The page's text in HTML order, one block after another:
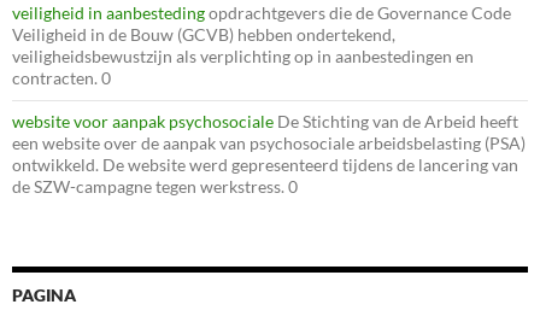
veiligheid in aanbestedingopdrachtgevers die de Governance Code
Veiligheid in de Bouw (GCVB) hebben ondertekend,
veiligheidsbewustzijn als verplichting op in aanbestedingen en
contracten. 0
website voor aanpak psychosociale De Stichting van de Arbeid heeft
een website over de aanpak van psychosociale arbeidsbelasting (PSA)
ontwikkeld. De website werd gepresenteerd tijdens de lancering van
de SZW-campagne tegen werkstress. 0
PAGINA